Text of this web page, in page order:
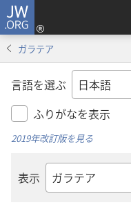
JW.ORG
ガラテア
言語を選ぶ
ふりがなを表示
2019年改訂版を見る
表示
聖